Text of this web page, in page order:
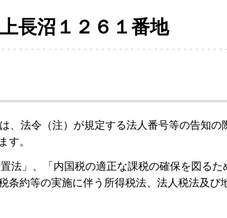
長沼１２６１番地
、法令（注）が規定する法人番号等の告知の
す。
法」、「内国税の適正な課税の確保を図る
条約等の実施に伴う所得税法、法人税法及び